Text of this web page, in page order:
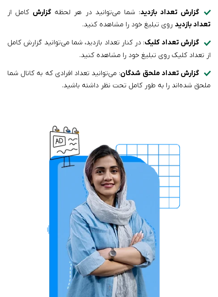
گزارش تعداد بازدید: شما می‌توانید در هر لحظه گزارش کامل از
تعداد بازدید روی تبلیغ خود را مشاهده کنید.
گزارش تعداد کلیک: در کنار تعداد بازدید، شما می‌توانید گزارش کامل
از تعداد کلیک روی تبلیغ خود را مشاهده کنید.
گزارش تعداد ملحق شدگان: می‌توانید تعداد افرادی که به کانال شما
ملحق شده‌اند را به طور کامل تحت نظر داشته باشید.